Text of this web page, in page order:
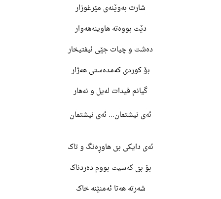
شارت بەوێنەی مێرغوزار
دێت بووەتە هاوینەهەوار
دەشت و چیات جێی ئیفتیخار
بۆ کوردی کەمدەستی هەژار
گیانم فیدات لەیل و نەهار
ئەی نیشتمان... ئەی نیشتمان
ئەی دایکی بێ هاوڕەنگ و تاک
بۆ بێ کەسیت بووم دەردناک
شەرتە هەتا ئەمنێنە خاک